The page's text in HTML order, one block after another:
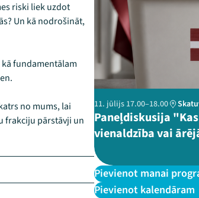
riski liek uzdot
Un kā nodrošināt,
fundamentālam
no mums, lai
frakciju pārstāvji un
11. jūlijs 17.00–18.00
Paneļdiskusija
vienaldzība vai
Pievienot manai
Pievienot kalendāram